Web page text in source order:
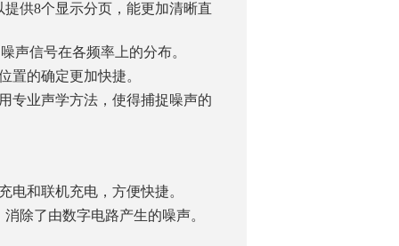
供8个显示分页，能更加清晰直
声信号在各频率上的分布。
置的确定更加快捷。
专业声学方法，使得捕捉噪声的
电和联机充电，方便快捷。
除了由数字电路产生的噪声。